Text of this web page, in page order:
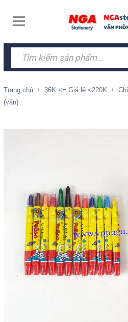
Trang chủ + 36K <= Giá lẻ <220K +
(vặn)